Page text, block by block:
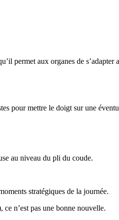
permet aux organes de
pour mettre le doigt sur une
au niveau du pli du coude.
stratégiques de la journée.
n’est pas une bonne nouvelle.